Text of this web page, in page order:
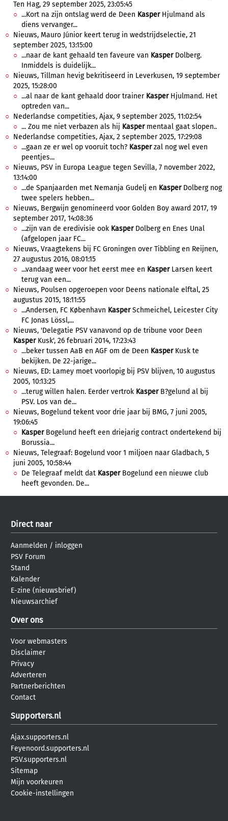
Ten Hag, 29 september 2025, 23:05:45
...Kort na zijn ontslag werd de Deen KasperHjulmand als
diens vervanger...
Nieuws, Mauro Júnior keert terug in wedstrijdselectie, 21
september 2025, 13:15:00
...naar de kant gehaald ten faveure van KasperDolberg.
Inmiddels is duidelijk...
Nieuws, Tillman hevig bekritiseerd in Leverkusen, 19 september
2025, 15:28:00
...al naar de kant gehaald door trainer KasperHjulmand. Het
optreden van...
Nederlandse competities, Ajax, 9 september 2025, 11:02:54
... Zou me niet verbazen als hij Kaspermentaal gaat slopen..
Nederlandse competities, Ajax, 2 september 2025, 17:29:08
...gaan ze er wel op vooruit toch? Kasperzal nog wel even
peentjes...
Nieuws, PSV in Europa League tegen Sevilla, 7 november 2022,
13:14:00
...de Spanjaarden met Nemanja Gudelj en KasperDolberg nog
twee spelers hebben...
Nieuws, Bergwijn genomineerd voor Golden Boy award 2017, 19
september 2017, 14:08:36
...zijn van de eredivisie ook KasperDolberg en Enes Unal
(afgelopen jaar FC...
Nieuws, Vraagtekens bij FC Groningen over Tibbling en Reijnen,
27 augustus 2016, 08:01:15
...vandaag weer voor het eerst mee en KasperLarsen keert
terug van een...
Nieuws, Poulsen opgeroepen voor Deens nationale elftal, 25
augustus 2015, 18:11:55
...Andersen, FC København KasperSchmeichel, Leicester City
FC Jonas Lössl,...
Nieuws, 'Delegatie PSV vanavond op de tribune voor Deen
KasperKusk', 26 februari 2014, 17:23:43
...beker tussen AaB en AGF om de Deen KasperKusk te
bekijken. De 22-jarige...
Nieuws, ED: Lamey moet voorlopig bij PSV blijven, 10 augustus
2005, 10:13:25
...terug willen halen. Eerder vertrok KasperB?gelund al bij
PSV. Los van de...
Nieuws, Bogelund tekent voor drie jaar bij BMG, 7 juni 2005,
19:06:45
KasperBogelund heeft een driejarig contract ondertekend bij
Borussia...
Nieuws, Telegraaf: Bogelund voor 1 miljoen naar Gladbach, 5
juni 2005, 10:58:44
De Telegraaf meldt dat KasperBogelund een nieuwe club
heeft gevonden. De...
Direct naar
Aanmelden / inloggen
PSV Forum
Stand
Kalender
E-zine (nieuwsbrief)
Nieuwsarchief
Over ons
Voor webmasters
Disclaimer
Privacy
Adverteren
Partnerberichten
Contact
Supporters.nl
Ajax.supporters.nl
Feyenoord.supporters.nl
PSV.supporters.nl
Sitemap
Mijn voorkeuren
Cookie-instellingen